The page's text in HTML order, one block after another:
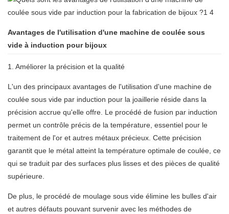
Avantages de l'utilisation d'une machine de coulée sous
vide à induction pour bijoux
1. Améliorer la précision et la qualité
L'un des principaux avantages de l'utilisation d'une machine de
coulée sous vide par induction pour la joaillerie réside dans la
précision accrue qu'elle offre. Le procédé de fusion par induction
permet un contrôle précis de la température, essentiel pour le
traitement de l'or et autres métaux précieux. Cette précision
garantit que le métal atteint la température optimale de coulée, ce
qui se traduit par des surfaces plus lisses et des pièces de qualité
supérieure.
De plus, le procédé de moulage sous vide élimine les bulles d'air
et autres défauts pouvant survenir avec les méthodes de